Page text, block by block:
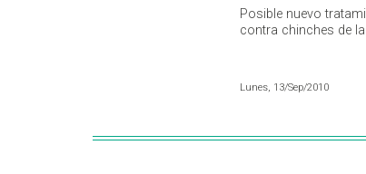
Posible nuevo
contra chinches de
Lunes, 13/Sep/2010